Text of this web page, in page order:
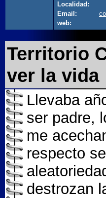
Localidad:
Email:
web:
Territorio
ver la vida
Llevaba
ser padre,
me
respecto
destrozan